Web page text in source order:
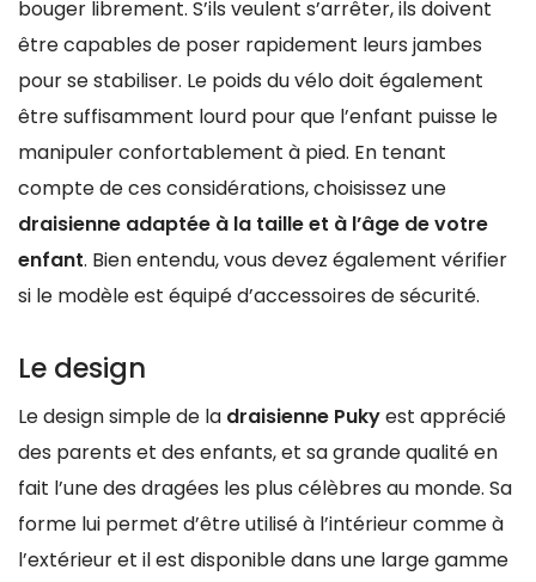
bouger librement. S’ils veulent s’arrêter, ils doivent
être capables de poser rapidement leurs jambes
pour se stabiliser. Le poids du vélo doit également
être suffisamment lourd pour que l’enfant puisse le
manipuler confortablement à pied. En tenant
compte de ces considérations, choisissez une
draisienne adaptée à la taille et à l’âge de votre
enfant. Bien entendu, vous devez également vérifier
si le modèle est équipé d’accessoires de sécurité.
Le design
Le design simple de la draisienne Pukyest apprécié
des parents et des enfants, et sa grande qualité en
fait l’une des dragées les plus célèbres au monde. Sa
forme lui permet d’être utilisé à l’intérieur comme à
l’extérieur et il est disponible dans une large gamme